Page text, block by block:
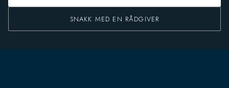
SNAKK MED EN RÅDGIVER